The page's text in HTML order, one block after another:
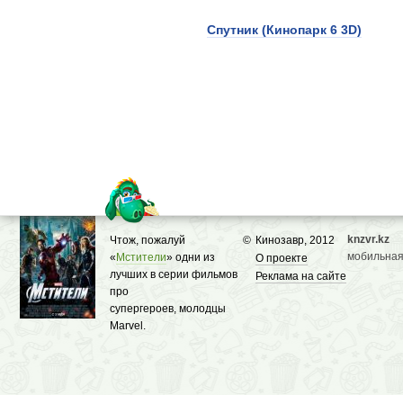
Спутник (Кинопарк 6 3D)
© Кинозавр, 2012
О проекте
Реклама на сайте
Чтож, пожалуй
« Мстители» одни из
лучших в серии фильмов
про
супергероев, молодцы
Marvel.
knzvr.kz